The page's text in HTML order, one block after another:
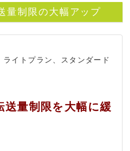
量制限の大幅アップ
ライトプラン、スタンダード
送量制限を大幅に緩